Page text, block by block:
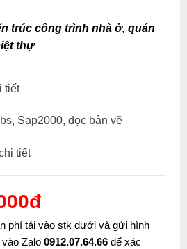
trúc công trình nhà ở, quán
thự
tiết
Sap2000, đọc bản vẽ
phí tải vào stk dưới và gửi hình
Zalo 0912.07.64.66để xác